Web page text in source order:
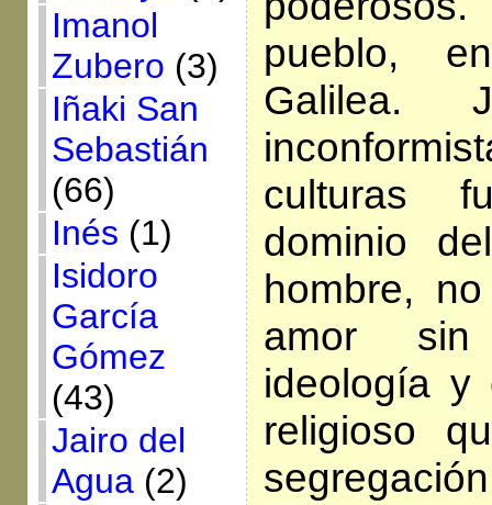
Imanol
Zubero (3)
Iñaki San
Sebastián
(66)
Inés (1)
Isidoro
García
Gómez
(43)
Jairo del
Agua(2)
pueblo,
Galilea.
culturas
dominio
hombre,
amor
ideología y
religioso